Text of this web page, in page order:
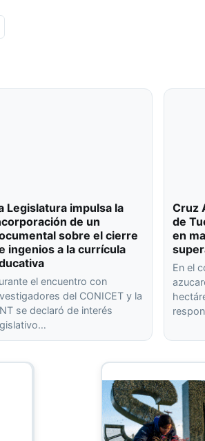
Legislatura impulsa la
de un
sobre el cierre
ingenios a la currícula
el encuentro con
del CONICET y la
se declaró de interés
Cruz
de
en
En el